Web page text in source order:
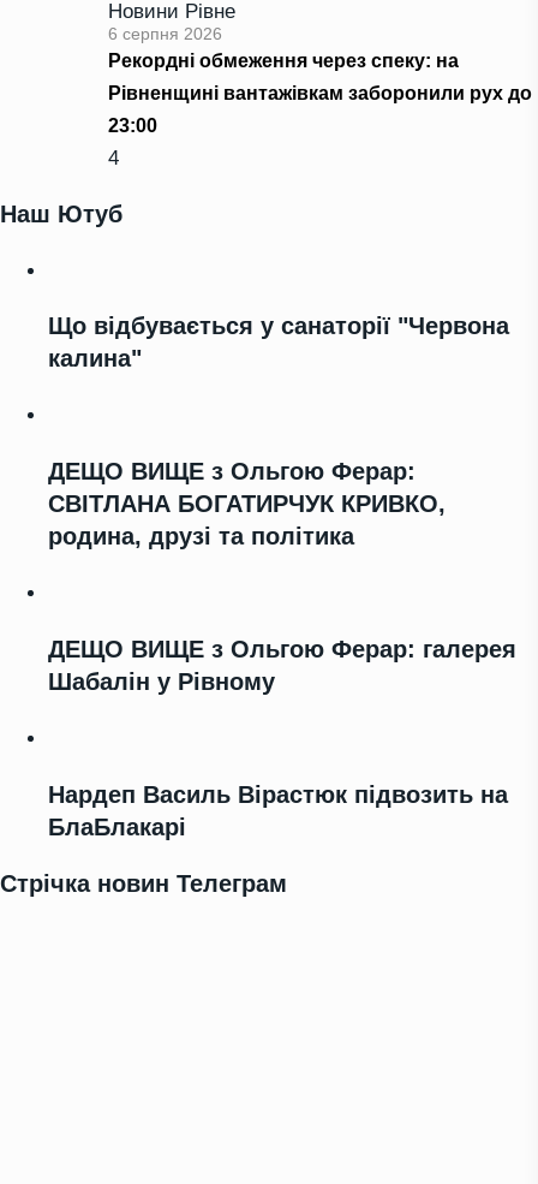
Новини Рівне
6 серпня 2026
Рекордні обмеження через спеку: на
Рівненщині вантажівкам заборонили рух до
23:00
4
Наш Ютуб
Що відбувається у санаторії "Червона
калина"
ДЕЩО ВИЩЕ з Ольгою Ферар:
СВІТЛАНА БОГАТИРЧУК КРИВКО,
родина, друзі та політика
ДЕЩО ВИЩЕ з Ольгою Ферар: галерея
Шабалін у Рівному
Нардеп Василь Вірастюк підвозить на
БлаБлакарі
Стрічка новин Телеграм